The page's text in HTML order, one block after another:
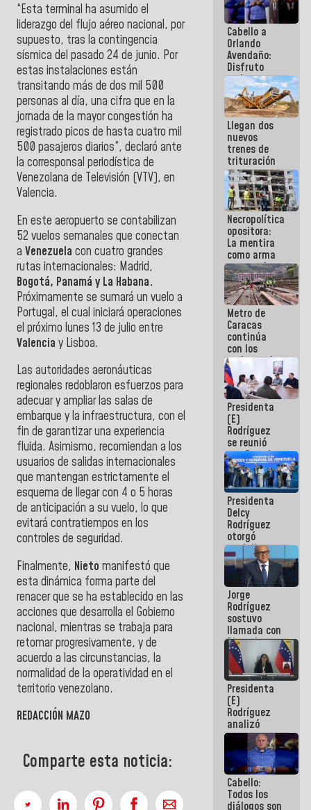
“Esta terminal ha asumido el
liderazgo del flujo aéreo nacional, por
supuesto, tras la contingencia
sísmica del pasado 24 de junio. Por
estas instalaciones están
transitando más de dos mil 500
personas al día, una cifra que en la
jornada de la mayor congestión ha
registrado picos de hasta cuatro mil
500 pasajeros diarios”, declaró ante
la corresponsal periodística de
Venezolana de Televisión (VTV), en
Valencia.
En este aeropuerto se contabilizan
52 vuelos semanales que conectan
a Venezuela con cuatro grandes
rutas internacionales: Madrid,
Bogotá, Panamá y La Habana.
Próximamente se sumará un vuelo a
Portugal, el cual iniciará operaciones
el próximo lunes 13 de julio entre
Valencia y Lisboa.
Las autoridades aeronáuticas
regionales redoblaron esfuerzos para
adecuar y ampliar las salas de
embarque y la infraestructura, con el
fin de garantizar una experiencia
fluida. Asimismo, recomiendan a los
usuarios de salidas internacionales
que mantengan estrictamente el
esquema de llegar con 4 o 5 horas
de anticipación a su vuelo, lo que
evitará contratiempos en los
controles de seguridad.
Finalmente, Nieto manifestó que
esta dinámica forma parte del
renacer que se ha establecido en las
acciones que desarrolla el Gobierno
nacional, mientras se trabaja para
retomar progresivamente, y de
acuerdo a las circunstancias, la
normalidad de la operatividad en el
territorio venezolano.
REDACCIÓN MAZO
Comparte esta noticia:
Cabello a
Orlando
Avendaño:
Disfruto
cada vez
que escribes
porque lo
que haces
es
embarrarla
Llegan dos
nuevos
trenes de
trituración
para
optimizar
manejo de
escombros
en La Guaira
Necropolítica
opositora:
La mentira
como arma
contra el
Pueblo
Metro de
Caracas
continúa
con los
trabajos de
mantenimiento
e inspección
en la Línea 2
Presidenta
(E)
Rodríguez
se reunió
con Estado
Mayor
Eléctrico
para
abordar
planes de
acción
Presidenta
Delcy
Rodríguez
otorgó
medalla
"Héroe de
Venezuela"
a servidores
públicos
Jorge
Rodríguez
sostuvo
llamada con
Dinorah
Figuera y
acuerdan
primer
encuentro
presencial
para el
diálogo
Presidenta
(E)
Rodríguez
analizó
junto a
gobernadores
planes de
recuperación
del Sistema
Eléctrico
Cabello:
Todos los
diálogos son